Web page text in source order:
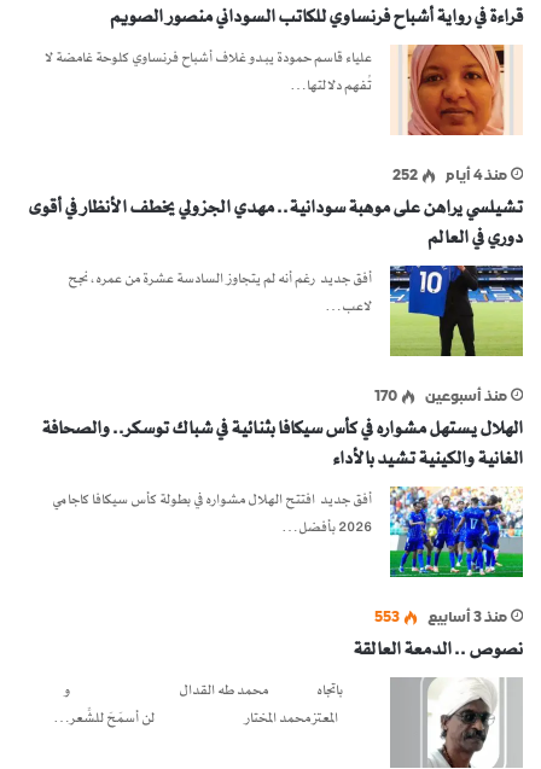
قراءة في رواية أشباح فرنساوي للكاتب السوداني منصور الصويم
علياء قاسم حمودة يبدو غلاف أشباح فرنساوي كلوحة غامضة لا
تُفهم دلالتها…
منذ 4 أيام 252
تشيلسي يراهن على موهبة سودانية.. مهدي الجزولي يخطف الأنظار في أقوى
دوري في العالم
أفق جديد رغم أنه لم يتجاوز السادسة عشرة من عمره، نجح
لاعب…
منذ أسبوعين 170
الهلال يستهل مشواره في كأس سيكافا بثنائية في شباك توسكر.. والصحافة
الغانية والكينية تشيد بالأداء
أفق جديد افتتح الهلال مشواره في بطولة كأس سيكافا كاجامي
2026 بأفضل…
منذ 3 أسابيع 553
نصوص .. الدمعة العالقة
باتجاه محمد طه القدال و
المعتز محمد المختار لن أسمَحَ للشِّعر…